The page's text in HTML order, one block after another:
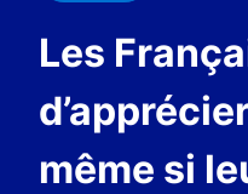
Les
même si